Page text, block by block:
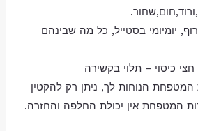
, יומיומי בסטייל, כל מה שבינהם
חצי כיסוי – תלוי בקשירה
המטפחת הנוחות לך, ניתן רק להקטין
המטפחת אין יכולת החלפה והחזרה.